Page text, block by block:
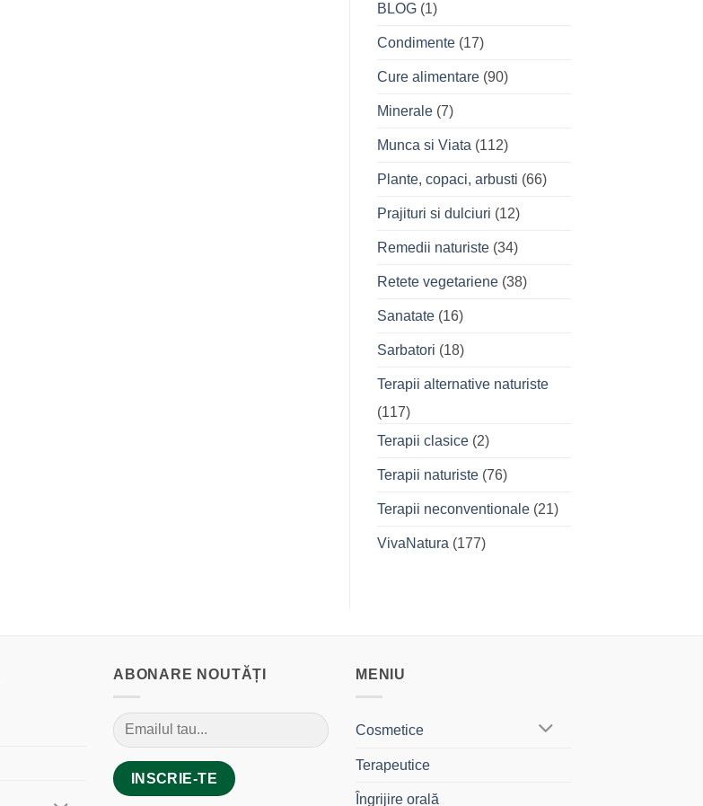
BLOG(1)
Condimente(17)
Cure alimentare(90)
Minerale(7)
Munca si Viata (112)
Plante, copaci, arbusti (66)
Prajituri si dulciuri (12)
Remedii naturiste(34)
Retete vegetariene(38)
Sanatate(16)
Sarbatori (18)
Terapii alternative naturiste
(117)
Terapii clasice(2)
Terapii naturiste(76)
Terapii neconventionale(21)
VivaNatura (177)
ABONARE NOUTĂȚI MENIU
Cosmetice
Terapeutice
Îngrijire orală